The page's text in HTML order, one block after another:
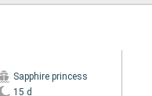
Sapphire princess
15 d